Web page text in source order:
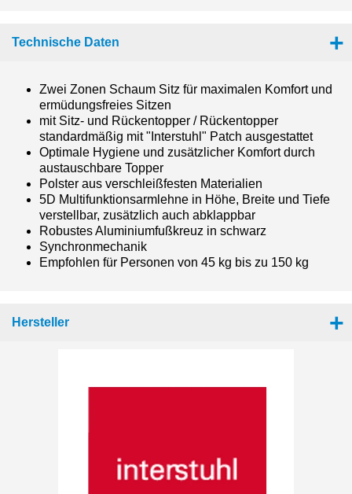
Technische Daten
Zwei Zonen Schaum Sitz für maximalen Komfort und
ermüdungsfreies Sitzen
mit Sitz- und Rückentopper / Rückentopper
standardmäßig mit "Interstuhl" Patch ausgestattet
Optimale Hygiene und zusätzlicher Komfort durch
austauschbare Topper
Polster aus verschleißfesten Materialien
5D Multifunktionsarmlehne in Höhe, Breite und Tiefe
verstellbar, zusätzlich auch abklappbar
Robustes Aluminiumfußkreuz in schwarz
Synchronmechanik
Empfohlen für Personen von 45 kg bis zu 150 kg
Hersteller